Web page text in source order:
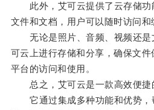
此外，艾可云提供了云存储功
文件和文档，用户可以随时访问和
无论是照片、音频、视频还是
可云上进行存储和分享，确保文
平台的访问和使用。
总之，艾可云是一款高效便捷
它通过集成多种功能和优势，